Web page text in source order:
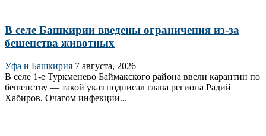
В селе Башкирии введены ограничения из-за
бешенства животных
Уфа и Башкирия 7 августа, 2026
В селе 1‑е Туркменево Баймакского района ввели карантин по
бешенству — такой указ подписал глава региона Радий
Хабиров. Очагом инфекции...